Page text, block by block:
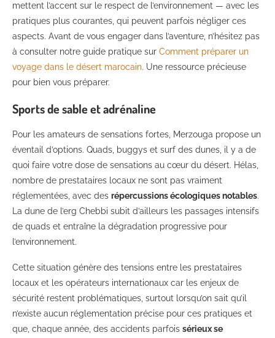
mettent l’accent sur le respect de l’environnement — avec les
pratiques plus courantes, qui peuvent parfois négliger ces
aspects. Avant de vous engager dans l’aventure, n’hésitez pas
à consulter notre guide pratique sur Comment préparer un
voyage dans le désert marocain. Une ressource précieuse
pour bien vous préparer.
Sports de sable et adrénaline
Pour les amateurs de sensations fortes, Merzouga propose un
éventail d’options. Quads, buggys et surf des dunes, il y a de
quoi faire votre dose de sensations au cœur du désert. Hélas,
nombre de prestataires locaux ne sont pas vraiment
réglementées, avec des répercussions écologiques notables.
La dune de l’erg Chebbi subit d’ailleurs les passages intensifs
de quads et entraîne la dégradation progressive pour
l’environnement.
Cette situation génère des tensions entre les prestataires
locaux et les opérateurs internationaux car les enjeux de
sécurité restent problématiques, surtout lorsqu’on sait qu’il
n’existe aucun réglementation précise pour ces pratiques et
que, chaque année, des accidents parfois sérieux se